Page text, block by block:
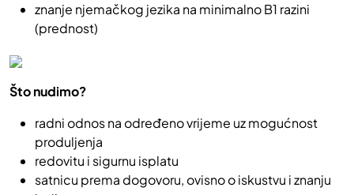
znanje njemačkog jezika na minimalno B1 razini
(prednost)
Što nudimo?
radni odnos na određeno vrijeme uz mogućnost
produljenja
redovitu i sigurnu isplatu
satnicu prema dogovoru, ovisno o iskustvu i znanju